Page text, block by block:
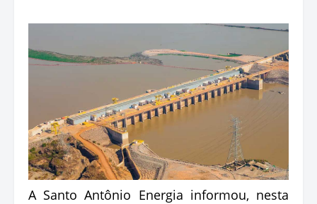
A Santo Antônio Energia informou, nesta